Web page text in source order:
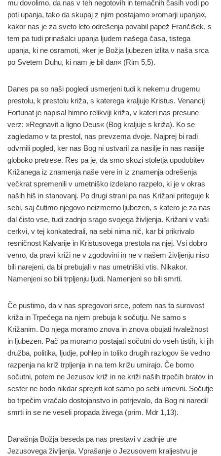
mu dovolimo, da nas v teh negotovih in temačnih časih vodi po
poti upanja, tako da skupaj z njim postajamo »romarji upanja«,
kakor nas je za sveto leto odrešenja povabil papež Frančišek, s
tem pa tudi prinašalci upanja ljudem našega časa, tistega
upanja, ki ne osramoti, »ker je Božja ljubezen izlita v naša srca
po Svetem Duhu, ki nam je bil dan« (Rim 5,5).
Danes pa so naši pogledi usmerjeni tudi k nekemu drugemu
prestolu, k prestolu križa, s katerega kraljuje Kristus. Venancij
Fortunat je napisal himno relikviji križa, v kateri nas presune
verz: »Regnavit a ligno Deus« (Bog kraljuje s križa). Ko se
zagledamo v ta prestol, nas prevzema dvoje. Najprej bi radi
odvrnili pogled, ker nas Bog ni ustvaril za nasilje in nas nasilje
globoko pretrese. Res pa je, da smo skozi stoletja upodobitev
Križanega iz znamenja naše vere in iz znamenja odrešenja
večkrat spremenili v umetniško izdelano razpelo, ki je v okras
naših hiš in stanovanj. Po drugi strani pa nas Križani priteguje k
sebi, saj čutimo njegovo neizmerno ljubezen, s katero je za nas
dal čisto vse, tudi zadnjo srago svojega življenja. Križani v vaši
cerkvi, v tej konkatedrali, na sebi nima nič, kar bi prikrivalo
resničnost Kalvarije in Kristusovega prestola na njej. Vsi dobro
vemo, da pravi križi ne v zgodovini in ne v našem življenju niso
bili narejeni, da bi prebujali v nas umetniški vtis. Nikakor.
Namenjeni so bili trpljenju ljudi. Namenjeni so bili smrti.
Če pustimo, da v nas spregovori srce, potem nas ta surovost
križa in Trpečega na njem prebuja k sočutju. Ne samo s
Križanim. Do njega moramo znova in znova obujati hvaležnost
in ljubezen. Pač pa moramo postajati sočutni do vseh tistih, ki jih
družba, politika, ljudje, pohlep in toliko drugih razlogov še vedno
razpenja na križ trpljenja in na tem križu umirajo. Če bomo
sočutni, potem ne Jezusov križ in ne križi naših trpečih bratov in
sester ne bodo nikdar sprejeti kot samo po sebi umevni. Sočutje
bo trpečim vračalo dostojanstvo in potrjevalo, da Bog ni naredil
smrti in se ne veseli propada živega (prim. Mdr 1,13).
Današnja Božja beseda pa nas prestavi v zadnje ure
Jezusovega življenja. Vprašanje o Jezusovem kraljestvu je